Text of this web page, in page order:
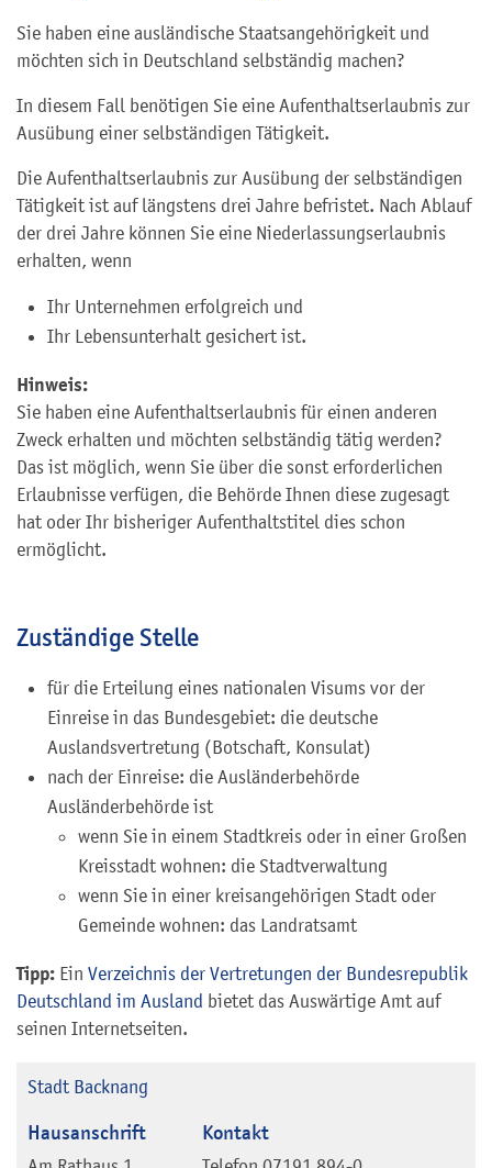
Sie haben eine ausländische Staatsangehörigkeit und
möchten sich in Deutschland selbständig machen?
In diesem Fall benötigen Sie eine Aufenthaltserlaubnis zur
Ausübung einer selbständigen Tätigkeit.
Die Aufenthaltserlaubnis zur Ausübung der selbständigen
Tätigkeit ist auf längstens drei Jahre befristet. Nach Ablauf
der drei Jahre können Sie eine Niederlassungserlaubnis
erhalten, wenn
Ihr Unternehmen erfolgreich und
Ihr Lebensunterhalt gesichert ist.
Hinweis:
Sie haben eine Aufenthaltserlaubnis für einen anderen
Zweck erhalten und möchten selbständig tätig werden?
Das ist möglich, wenn Sie über die sonst erforderlichen
Erlaubnisse verfügen, die Behörde Ihnen diese zugesagt
hat oder Ihr bisheriger Aufenthaltstitel dies schon
ermöglicht.
Zuständige Stelle
für die Erteilung eines nationalen Visums vor der
Einreise in das Bundesgebiet: die deutsche
Auslandsvertretung (Botschaft, Konsulat)
nach der Einreise: die Ausländerbehörde
Ausländerbehörde ist
wenn Sie in einem Stadtkreis oder in einer Großen
Kreisstadt wohnen: die Stadtverwaltung
wenn Sie in einer kreisangehörigen Stadt oder
Gemeinde wohnen: das Landratsamt
Tipp: Ein Verzeichnis der Vertretungen der Bundesrepublik
Deutschland im Ausland bietet das Auswärtige Amt auf
seinen Internetseiten.
Stadt Backnang
Hausanschrift Kontakt